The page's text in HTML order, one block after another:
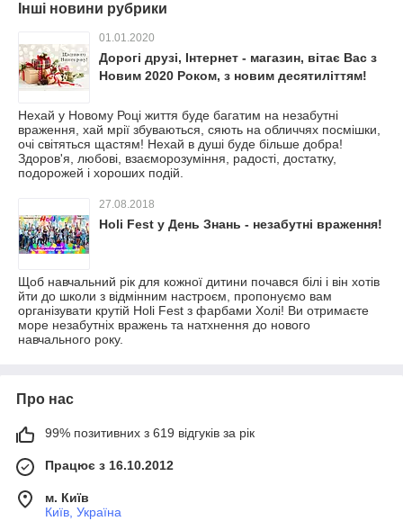
Інші новини рубрики
01.01.2020
Дорогі друзі, Інтернет - магазин, вітає Вас з
Новим 2020 Роком, з новим десятиліттям!
Нехай у Новому Році життя буде багатим на незабутні
враження, хай мрії збуваються, сяють на обличчях посмішки,
очі світяться щастям! Нехай в душі буде більше добра!
Здоров'я, любові, взаєморозуміння, радості, достатку,
подорожей і хороших подій.
27.08.2018
Holi Fest у День Знань - незабутні враження!
Щоб навчальний рік для кожної дитини почався білі і він хотів
йти до школи з відмінним настроєм, пропонуємо вам
організувати крутій Holi Fest з фарбами Холі! Ви отримаєте
море незабутніх вражень та натхнення до нового
навчального року.
Про нас
99% позитивних з 619 відгуків за рік
Працює з 16.10.2012
м. Київ
Київ, Україна